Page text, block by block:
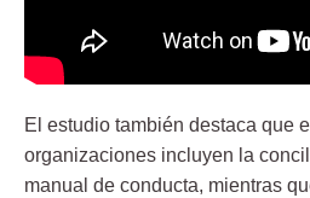
El estudio también destaca que
organizaciones incluyen la
manual de conducta, mientras